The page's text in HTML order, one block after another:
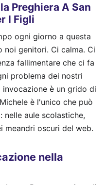
Preghiera A San
I Figli
ogni giorno a questa
genitori. Ci calma. Ci
fallimentare che ci fa
problema dei nostri
è un grido di
è l'unico che può
nelle aule scolastiche,
meandri oscuri del web.
nella